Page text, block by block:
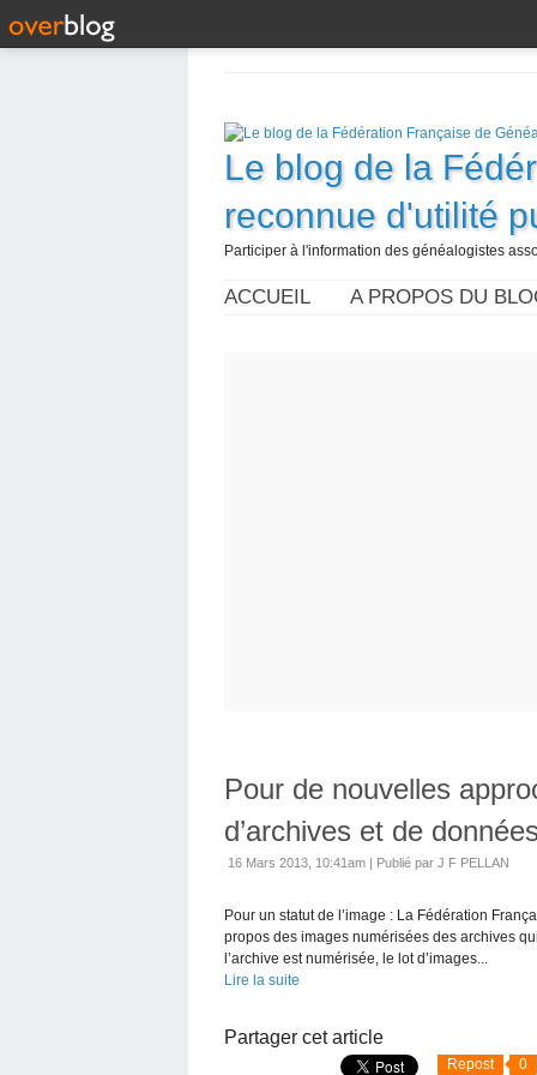
Le blog de la
reconnue d'utilité
Participer à l'information des généalogistes
ACCUEIL A PROPOS DU
Pour de nouvelles
d’archives et de
16 Mars 2013, 10:41am | Publié par J F PELLAN
Pour un statut de l’image : La Fédération
propos des images numérisées des archives
l’archive est numérisée, le lot d’images...
Lire la suite
Partager cet article
Repost 0